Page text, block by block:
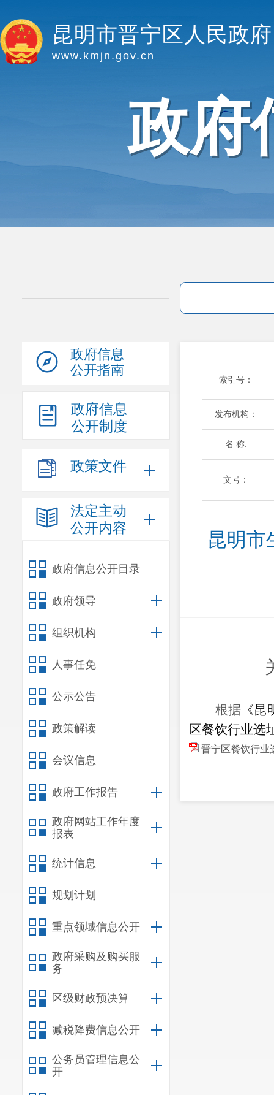
昆明市晋宁区人民政府
www.kmjn.gov.cn
政府
政府信息
公开指南
政府信息
公开制度
政策文件
法定主动
公开内容
政府信息公开目录
政府领导
组织机构
人事任免
公示公告
政策解读
会议信息
政府工作报告
政府网站工作年度
报表
统计信息
规划计划
重点领域信息公开
政府采购及购买服
务
区级财政预决算
减税降费信息公开
公务员管理信息公
开
索引号：
发布机构：
名 称:
文号：
昆明市
根据 《
区餐饮行业选
晋宁区餐饮行业